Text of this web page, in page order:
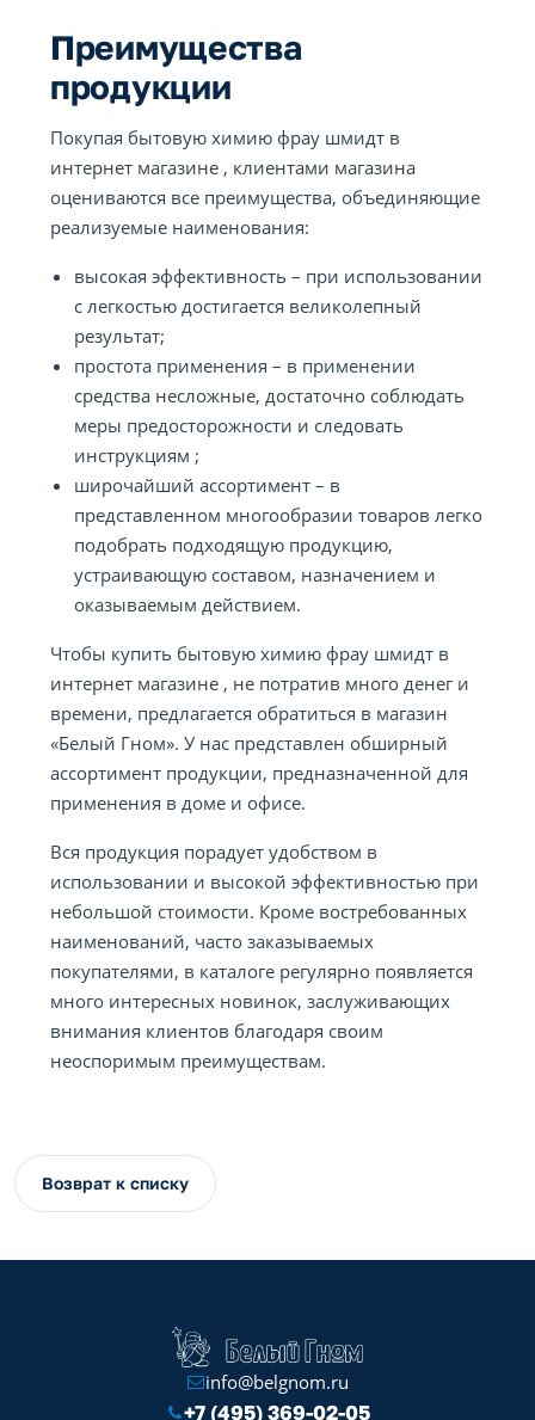
Преимущества
продукции
Покупая бытовую химию фрау шмидт в
интернет магазине , клиентами магазина
оцениваются все преимущества, объединяющие
реализуемые наименования:
высокая эффективность – при использовании
с легкостью достигается великолепный
результат;
простота применения – в применении
средства несложные, достаточно соблюдать
меры предосторожности и следовать
инструкциям ;
широчайший ассортимент – в
представленном многообразии товаров легко
подобрать подходящую продукцию,
устраивающую составом, назначением и
оказываемым действием.
Чтобы купить бытовую химию фрау шмидт в
интернет магазине , не потратив много денег и
времени, предлагается обратиться в магазин
«Белый Гном». У нас представлен обширный
ассортимент продукции, предназначенной для
применения в доме и офисе.
Вся продукция порадует удобством в
использовании и высокой эффективностью при
небольшой стоимости. Кроме востребованных
наименований, часто заказываемых
покупателями, в каталоге регулярно появляется
много интересных новинок, заслуживающих
внимания клиентов благодаря своим
неоспоримым преимуществам.
Возврат к списку
info@belgnom.ru
+7 (495) 369-02-05